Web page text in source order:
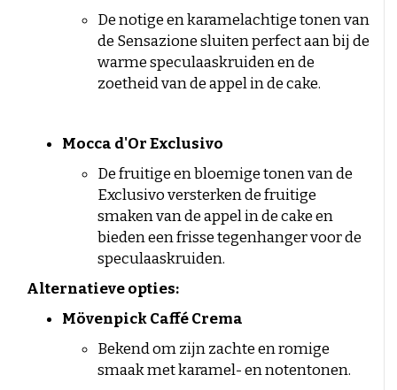
De notige en karamelachtige tonen van
de Sensazione sluiten perfect aan bij de
warme speculaaskruiden en de
zoetheid van de appel in de cake.
Mocca d'Or Exclusivo
De fruitige en bloemige tonen van de
Exclusivo versterken de fruitige
smaken van de appel in de cake en
bieden een frisse tegenhanger voor de
speculaaskruiden.
Alternatieve opties:
Mövenpick Caffé Crema
Bekend om zijn zachte en romige
smaak met karamel- en notentonen.